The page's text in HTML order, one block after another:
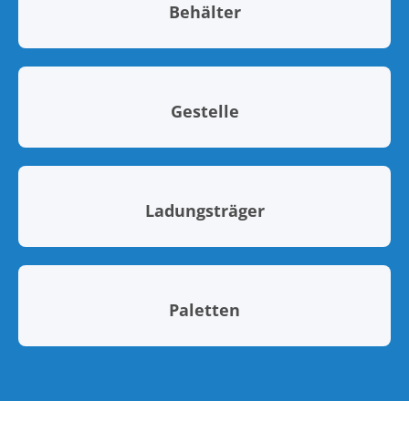
Behälter
Gestelle
Ladungsträger
Paletten